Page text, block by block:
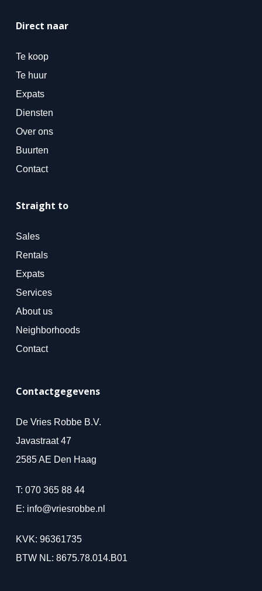
Direct naar
Te koop
Te huur
Expats
Diensten
Over ons
Buurten
Contact
Straight to
Sales
Rentals
Expats
Services
About us
Neighborhoods
Contact
Contactgegevens
De Vries Robbe B.V.
Javastraat 47
2585 AE Den Haag
T: 070 365 88 44
E: info@vriesrobbe.nl
KVK: 96361735
BTW NL: 8675.78.014.B01